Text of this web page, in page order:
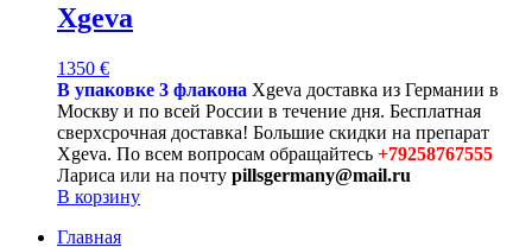
Xgeva
1350 €
В упаковке 3 флакона Xgeva доставка из Германии в
Москву и по всей России в течение дня. Бесплатная
сверхсрочная доставка! Большие скидки на препарат
Xgeva. По всем вопросам обращайтесь +79258767555
Лариса или на почту pillsgermany@mail.ru
В корзину
Главная